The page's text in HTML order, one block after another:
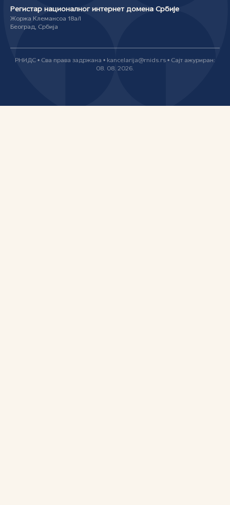
Регистар националног интернет домена Србије
Жоржа Клемансоа 18а/I
Београд, Србија
РНИДС • Сва права задржана • kancelarija@rnids.rs • Сајт ажуриран:
08. 08. 2026.